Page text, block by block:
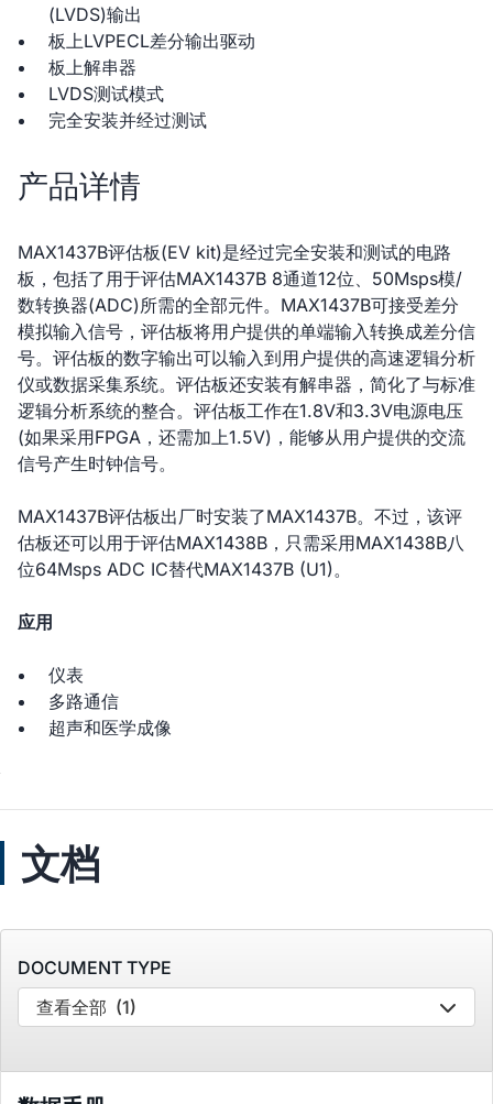
(LVDS)输出
板上LVPECL差分输出驱动
板上解串器
LVDS测试模式
完全安装并经过测试
产品详情
MAX1437B评估板(EV kit)是经过完全安装和测试的电路
板，包括了用于评估MAX1437B 8通道12位、50Msps模/
数转换器(ADC)所需的全部元件。MAX1437B可接受差分
模拟输入信号，评估板将用户提供的单端输入转换成差分信
号。评估板的数字输出可以输入到用户提供的高速逻辑分析
仪或数据采集系统。评估板还安装有解串器，简化了与标准
逻辑分析系统的整合。评估板工作在1.8V和3.3V电源电压
(如果采用FPGA，还需加上1.5V)，能够从用户提供的交流
信号产生时钟信号。
MAX1437B评估板出厂时安装了MAX1437B。不过，该评
估板还可以用于评估MAX1438B，只需采用MAX1438B八
位64Msps ADC IC替代MAX1437B (U1)。
应用
仪表
多路通信
超声和医学成像
文档
DOCUMENT TYPE
查看全部 (1)